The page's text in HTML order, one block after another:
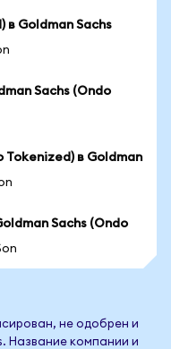
в Goldman Sachs
Sachs (Ondo
в Goldman
Sachs (Ondo
не одобрен и
Название компании и